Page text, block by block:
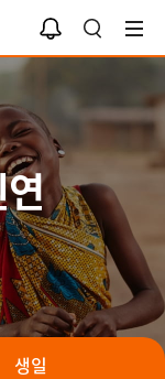
검
색
알
림
함
생일